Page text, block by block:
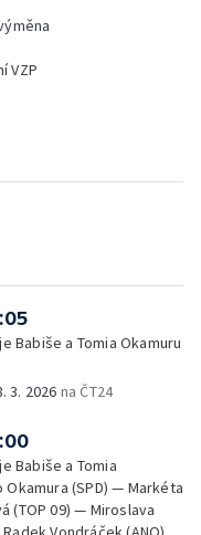
VZP
Babiše a Tomia Okamuru
3. 2026 na ČT24
Babiše a Tomia
(SPD) — Markéta
(TOP 09) — Miroslava